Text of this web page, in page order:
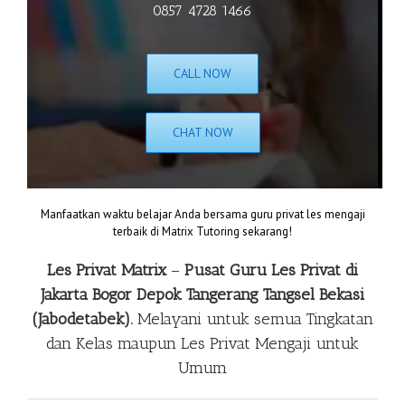
0857 4728 1466
CALL NOW
CHAT NOW
Manfaatkan waktu belajar Anda bersama guru privat les mengaji
terbaik di Matrix Tutoring sekarang!
Les Privat Matrix– Pusat Guru Les Privat di
Jakarta Bogor Depok Tangerang Tangsel Bekasi
(Jabodetabek). Melayani untuk semua Tingkatan
dan Kelas maupun Les Privat Mengaji untuk
Umum